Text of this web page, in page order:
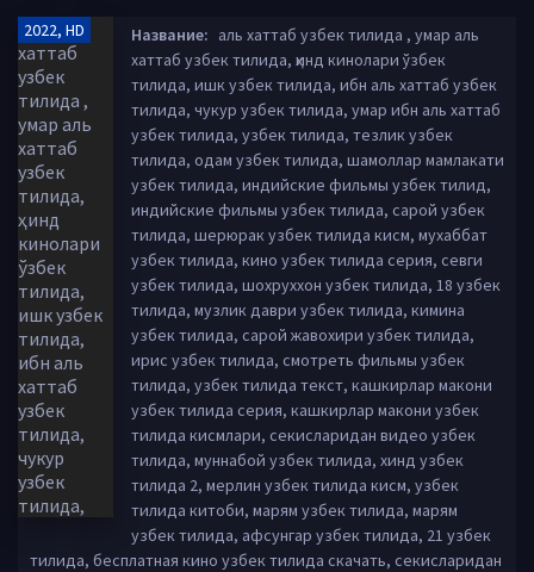
2022, HD Название: аль хаттаб узбек тилида , умар аль
хаттаб узбек тилида, ҳинд кинолари ўзбек
тилида, ишк узбек тилида, ибн аль хаттаб узбек
тилида, чукур узбек тилида, умар ибн аль хаттаб
узбек тилида, узбек тилида, тезлик узбек
тилида, одам узбек тилида, шамоллар мамлакати
узбек тилида, индийские фильмы узбек тилид,
индийские фильмы узбек тилида, сарой узбек
тилида, шерюрак узбек тилида кисм, мухаббат
узбек тилида, кино узбек тилида серия, севги
узбек тилида, шохруххон узбек тилида, 18 узбек
тилида, музлик даври узбек тилида, кимина
узбек тилида, сарой жавохири узбек тилида,
ирис узбек тилида, смотреть фильмы узбек
тилида, узбек тилида текст, кашкирлар макони
узбек тилида серия, кашкирлар макони узбек
тилида кисмлари, секисларидан видео узбек
тилида, муннабой узбек тилида, хинд узбек
тилида 2, мерлин узбек тилида кисм, узбек
тилида китоби, марям узбек тилида, марям
узбек тилида, афсунгар узбек тилида, 21 узбек
тилида, бесплатная кино узбек тилида скачать, секисларидан